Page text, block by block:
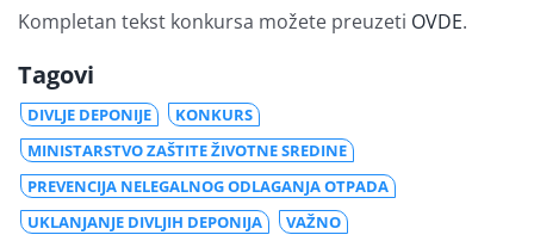
Kompletan tekst konkursa možete preuzeti OVDE.
Tagovi
DIVLJE DEPONIJE
KONKURS
MINISTARSTVO ZAŠTITE ŽIVOTNE SREDINE
PREVENCIJA NELEGALNOG ODLAGANJA OTPADA
UKLANJANJE DIVLJIH DEPONIJA
VAŽNO